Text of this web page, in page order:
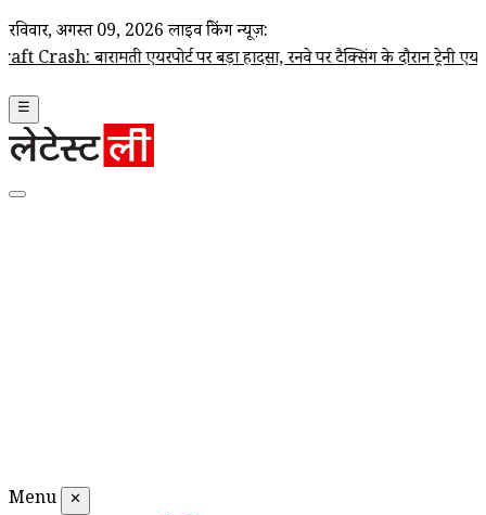
रविवार, अगस्त 09, 2026 लाइव ब्रेकिंग न्यूज़:
एयरपोर्ट पर बड़ा हादसा, रनवे पर टैक्सिंग के दौरान ट्रेनी एयरक्राफ्ट
☰
Menu ✕